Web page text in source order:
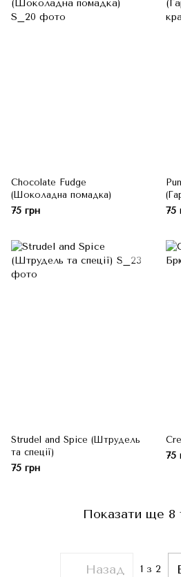
Chocolate Fudge
(Шоколадна помадка)
75 грн 75
Strudel and Spice (Штрудель
та спеції)
75 грн
75
Показати ще 8
Назад 1 з 2